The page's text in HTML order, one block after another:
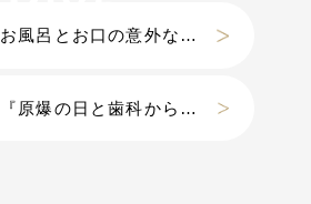
お風呂とお口の意外な関係
『原爆の日と歯科から考える災害』